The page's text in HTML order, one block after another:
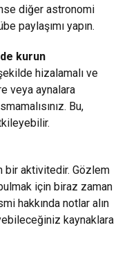
diğer astronomi
paylaşımı yapın.
kurun
hizalamalı ve
veya aynalara
Bu,
bir aktivitedir. Gözlem
için biraz zaman
hakkında notlar alın
kaynaklara